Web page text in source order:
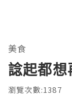
美食
諗起都
瀏覽次數:1387